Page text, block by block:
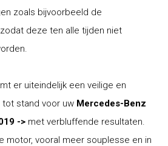
zoals bijvoorbeeld de
deze ten alle tijden niet
er uiteindelijk een veilige en
stand voor uw Mercedes-Benz
-> met verbluffende resultaten.
motor, vooral meer souplesse en in